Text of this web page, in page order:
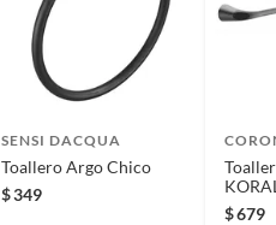
SENSI DACQUA
Toallero Argo Chico
$349
mate
$679